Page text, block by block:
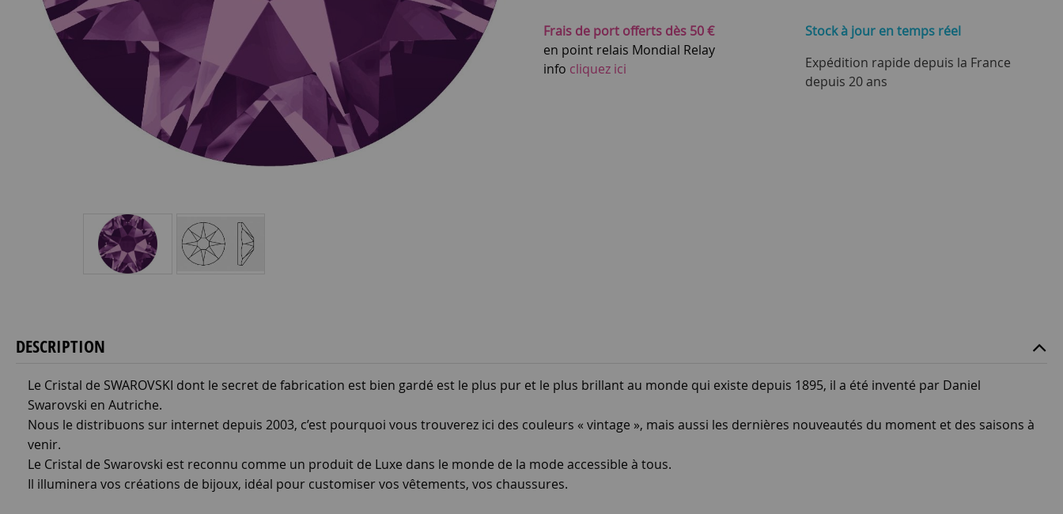
Frais de port offerts dès 50 €
en point relais Mondial Relay
info cliquez ici
Stock à jour en temps réel
Expédition rapide depuis la France
depuis 20 ans
DESCRIPTION
Le Cristal de SWAROVSKI dont le secret de fabrication est bien gardé est le plus pur et le plus brillant au monde qui existe depuis 1895, il a été inventé par Daniel
Swarovski en Autriche.
Nous le distribuons sur internet depuis 2003, c’est pourquoi vous trouverez ici des couleurs « vintage », mais aussi les dernières nouveautés du moment et des saisons à
venir.
Le Cristal de Swarovski est reconnu comme un produit de Luxe dans le monde de la mode accessible à tous.
Il illuminera vos créations de bijoux, idéal pour customiser vos vêtements, vos chaussures.